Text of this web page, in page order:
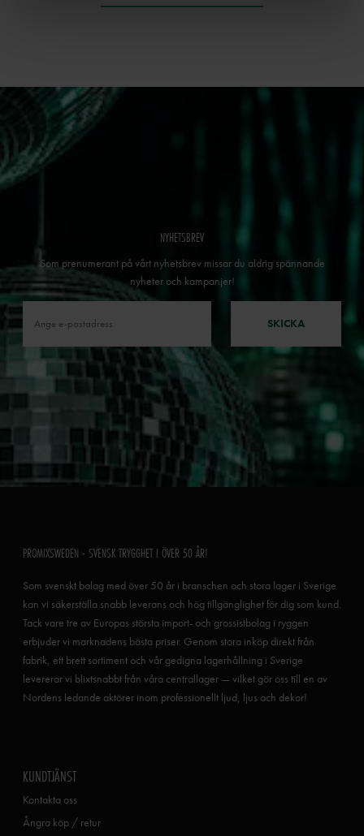
NYHETSBREV
Som prenumerant på vårt nyhetsbrev missar du aldrig spännande
nyheter och kampanjer!
SKICKA
PROMIXSWEDEN - SVENSK TRYGGHET I ÖVER 50 ÅR!
Som svenskt bolag med över 50 år i branschen och stora lager i Sverige
kan vi säkerställa snabb leverans och hög tillgänglighet för dig som kund.
Tack vare tre av Europas största import- och grossistbolag i ryggen
erbjuder vi marknadens bästa priser. Genom stora inköp direkt från
fabrik, ett brett sortiment och vår gedigna lagerhållning i Sverige
levererar vi blixtsnabbt från våra centrallager — vilket gör oss till en av
Nordens ledande aktörer inom professionellt ljud, ljus och dekor!
KUNDTJÄNST
Kontakta oss
Ångra köp / retur